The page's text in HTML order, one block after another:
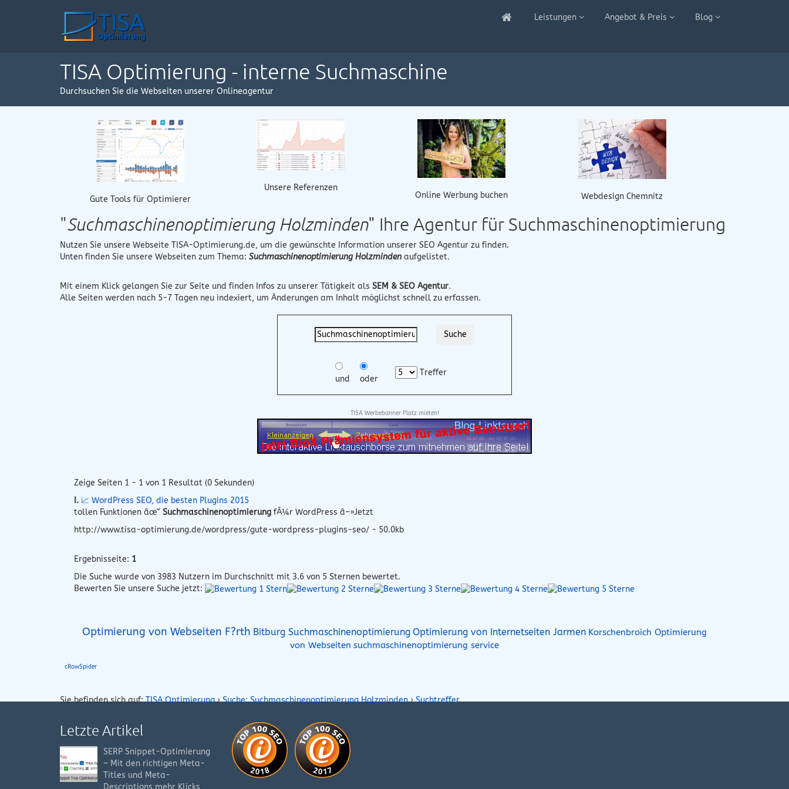
Leistungen Angebot & Preis Blog
TISA Optimierung - interne Suchmaschine
Durchsuchen Sie die Webseiten unserer Onlineagentur
Gute Tools für Optimierer
Unsere Referenzen
Online Werbung buchen Webdesign Chemnitz
"Suchmaschinenoptimierung Holzminden" Ihre Agentur für Suchmaschinenoptimierung
Nutzen Sie unsere Webseite TISA-Optimierung.de, um die gewünschte Information unserer SEO Agentur zu finden.
Unten finden Sie unsere Webseiten zum Thema: Suchmaschinenoptimierung Holzminden aufgelistet.
Mit einem Klick gelangen Sie zur Seite und finden Infos zu unserer Tätigkeit als SEM & SEO Agentur.
Alle Seiten werden nach 5-7 Tagen neu indexiert, um Änderungen am Inhalt möglichst schnell zu erfassen.
und oder
Treffer
TISA Werbebanner Platz mieten!
Zeige Seiten 1 - 1 von 1 Resultat (0 Sekunden)
I. 📈 WordPress SEO, die besten Plugins 2015
tollen Funktionen âœ“ Suchmaschinenoptimierung fÃ¼r WordPress â–»Jetzt
http://www.tisa-optimierung.de/wordpress/gute-wordpress-plugins-seo/ - 50.0kb
Ergebnisseite: 1
Die Suche wurde von 3983 Nutzern im Durchschnitt mit 3.6 von 5 Sternen bewertet.
Bewerten Sie unsere Suche jetzt:
Optimierung von Webseiten F?rth Bitburg Suchmaschinenoptimierung Optimierung von Internetseiten Jarmen Korschenbroich Optimierung
von Webseiten suchmaschinenoptimierung service
cRowSpider
Sie befinden sich auf:TISA Optimierung›Suche: Suchmaschinenoptimierung Holzminden›Suchtreffer
Letzte Artikel
SERP Snippet-Optimierung
– Mit den richtigen Meta-
Titles und Meta-